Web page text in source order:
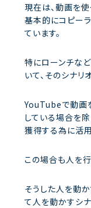
現在は、動画を
基本的にコピー
ています。
特にローンチな
いて、そのシナリ
YouTubeで動画
している場合を
獲得する為に活
この場合も人を
そうした人を動
て人を動かすシ